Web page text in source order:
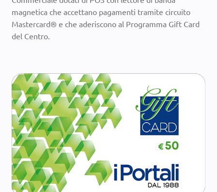
magnetica che accettano pagamenti tramite circuito
Mastercard® e che aderiscono al Programma Gift Card
del Centro.